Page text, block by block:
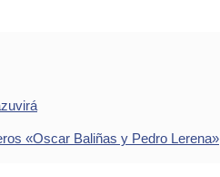
«Oscar Baliñas y Pedro Lerena»